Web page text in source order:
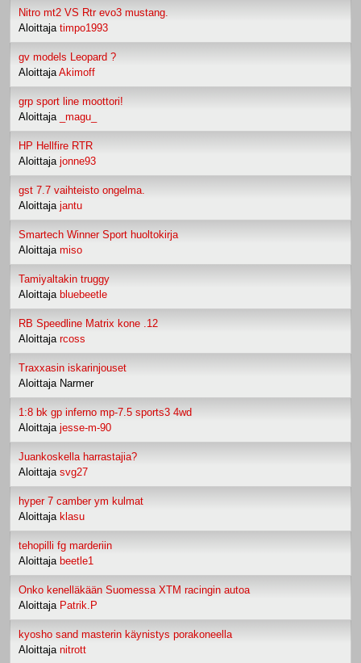
Nitro mt2 VS Rtr evo3 mustang.
Aloittaja timpo1993
gv models Leopard ?
Aloittaja Akimoff
grp sport line moottori!
Aloittaja
_magu_
HP Hellfire RTR
Aloittaja jonne93
gst 7.7 vaihteisto ongelma.
Aloittaja jantu
Smartech Winner Sport huoltokirja
Aloittaja miso
Tamiyaltakin truggy
Aloittaja bluebeetle
RB Speedline Matrix kone .12
Aloittaja rcoss
Traxxasin iskarinjouset
Aloittaja Narmer
1:8 bk gp inferno mp-7.5 sports3 4wd
Aloittaja jesse-m-90
Juankoskella harrastajia?
Aloittaja svg27
hyper 7 camber ym kulmat
Aloittaja klasu
tehopilli fg marderiin
Aloittaja beetle1
Onko kenelläkään Suomessa XTM racingin autoa
Aloittaja Patrik.P
kyosho sand masterin käynistys porakoneella
Aloittaja nitrott